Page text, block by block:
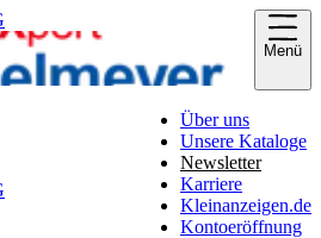
Menü
Über uns
Unsere Kataloge
Newsletter
Karriere
Kleinanzeigen.de
Kontoeröffnung